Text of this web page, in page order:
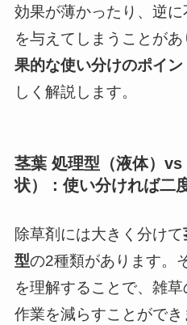
効果が薄かったり、逆
を与えてしまうことがあ
果的な使い分けのポイン
しく解説します。
茎葉 処理型（液体）
状）：使い分ければ二
除草剤には大きく分けて
型の2種類があります。
を理解することで、雑
作業を減らすことができ